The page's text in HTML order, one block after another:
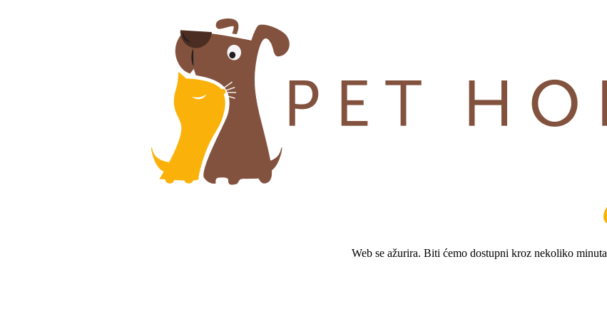
Web se ažurira. Biti ćemo dostupni kroz nekoliko minuta